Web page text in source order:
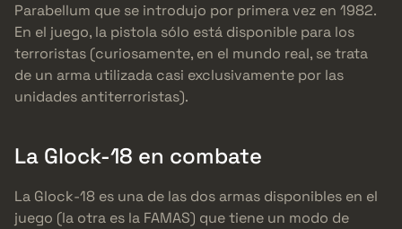
Parabellum que se introdujo por primera vez en 1982.
En el juego, la pistola sólo está disponible para los
terroristas (curiosamente, en el mundo real, se trata
de un arma utilizada casi exclusivamente por las
unidades antiterroristas).
La Glock-18 en combate
La Glock-18 es una de las dos armas disponibles en el
juego (la otra es la FAMAS) que tiene un modo de